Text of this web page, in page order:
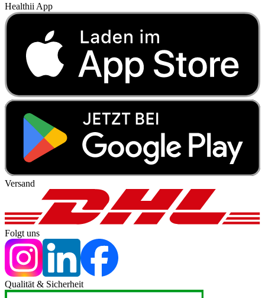
Healthii App
Versand
Folgt uns
Qualität & Sicherheit